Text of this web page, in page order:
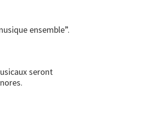
ensemble”.
seront